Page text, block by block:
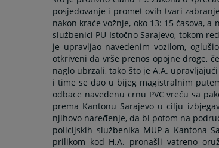
posjedovanje i promet ovih tvari
nakon kraće vožnje, oko 13: 15 časova,
službenici PU Istočno Sarajevo, tokom
je upravljao navedenim vozilom,
otkriveni da vrše prenos opojne droge,
naglo ubrzali, tako što je A.A.
i time se dao u bijeg magistralnim
odbace navedenu crnu PVC vreću sa
prema Kantonu Sarajevo u cilju
njihovo naređenje, da bi potom na
policijskih službenika MUP-a Kantona
prilikom kod H.A. pronašli vatreno